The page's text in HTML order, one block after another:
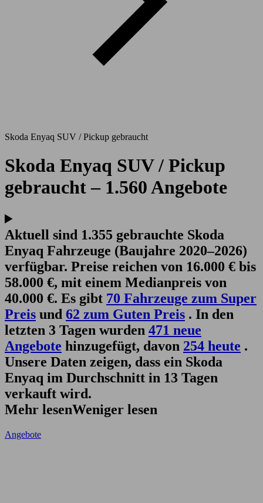
Skoda Enyaq SUV / Pickup gebraucht
Skoda Enyaq SUV / Pickup
gebraucht – 1.560 Angebote
Aktuell sind 1.355 gebrauchte Skoda
Enyaq Fahrzeuge (Baujahre 2020–2026)
verfügbar. Preise reichen von 16.000 € bis
58.000 €, mit einem Medianpreis von
40.000 €. Es gibt 70 Fahrzeuge zum Super
Preis und 62 zum Guten Preis . In den
letzten 3 Tagen wurden 471 neue
Angebote hinzugefügt, davon 254 heute .
Unsere Daten zeigen, dass ein Skoda
Enyaq im Durchschnitt in 13 Tagen
verkauft wird.
Mehr lesenWeniger lesen
Angebote